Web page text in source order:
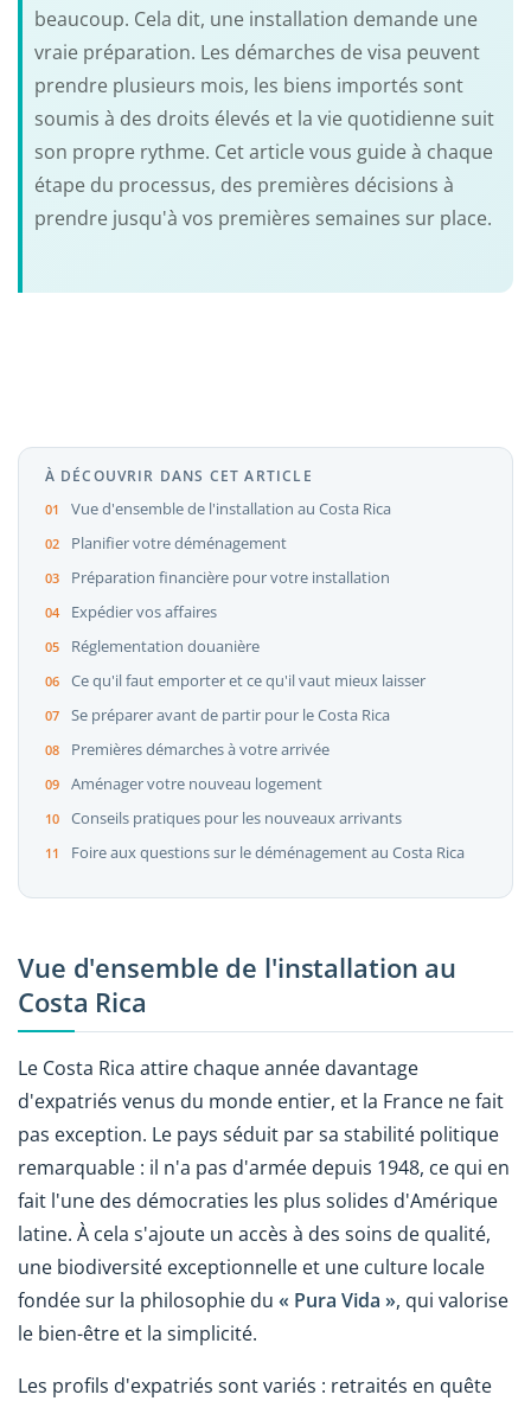
beaucoup. Cela dit, une installation demande une
vraie préparation. Les démarches de visa peuvent
prendre plusieurs mois, les biens importés sont
soumis à des droits élevés et la vie quotidienne suit
son propre rythme. Cet article vous guide à chaque
étape du processus, des premières décisions à
prendre jusqu'à vos premières semaines sur place.
À DÉCOUVRIR DANS CET ARTICLE
Vue d'ensemble de l'installation au Costa Rica
Planifier votre déménagement
Préparation financière pour votre installation
Expédier vos affaires
Réglementation douanière
Ce qu'il faut emporter et ce qu'il vaut mieux laisser
Se préparer avant de partir pour le Costa Rica
Premières démarches à votre arrivée
Aménager votre nouveau logement
Conseils pratiques pour les nouveaux arrivants
Foire aux questions sur le déménagement au Costa Rica
Vue d'ensemble de l'installation au
Costa Rica
Le Costa Rica attire chaque année davantage
d'expatriés venus du monde entier, et la France ne fait
pas exception. Le pays séduit par sa stabilité politique
remarquable : il n'a pas d'armée depuis 1948, ce qui en
fait l'une des démocraties les plus solides d'Amérique
latine. À cela s'ajoute un accès à des soins de qualité,
une biodiversité exceptionnelle et une culture locale
fondée sur la philosophie du « Pura Vida », qui valorise
le bien-être et la simplicité.
Les profils d'expatriés sont variés : retraités en quête